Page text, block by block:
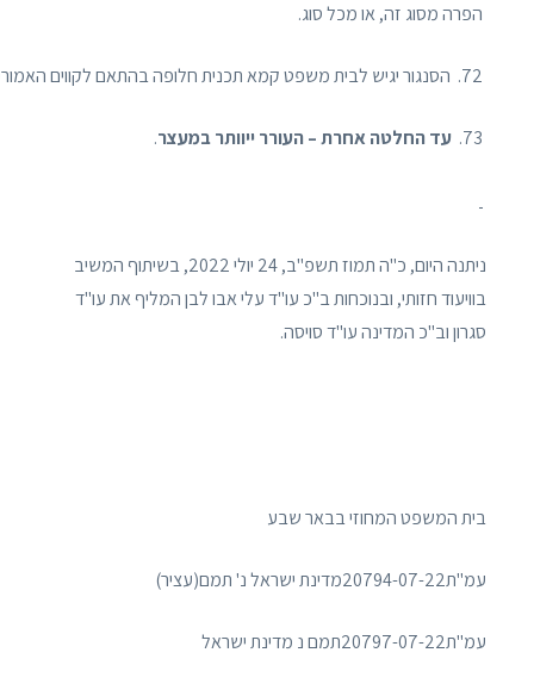
הפרה מסוג זה, או מכל סוג.
72. הסנגור יגיש לבית משפט קמא תכנית חלופה בהתאם לקווים האמורים, בהקדם האפשרי.
73. עד החלטה אחרת – העורר ייוותר במעצר.
ניתנה היום, כ"ה תמוז תשפ"ב, 24 יולי 2022, בשיתוף המשיב
בוויעוד חזותי, ובנוכחות ב"כ עו"ד עלי אבו לבן המליף את עו"ד
סגרון וב"כ המדינה עו"ד סויסה.
בית המשפט המחוזי בבאר שבע
עמ"ת20794-07-22מדינת ישראל נ' תמם(עציר)
עמ"ת20797-07-22תמם נ מדינת ישראל